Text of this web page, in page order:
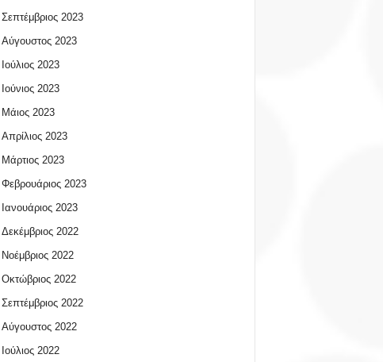
Σεπτέμβριος 2023
Αύγουστος 2023
Ιούλιος 2023
Ιούνιος 2023
Μάιος 2023
Απρίλιος 2023
Μάρτιος 2023
Φεβρουάριος 2023
Ιανουάριος 2023
Δεκέμβριος 2022
Νοέμβριος 2022
Οκτώβριος 2022
Σεπτέμβριος 2022
Αύγουστος 2022
Ιούλιος 2022